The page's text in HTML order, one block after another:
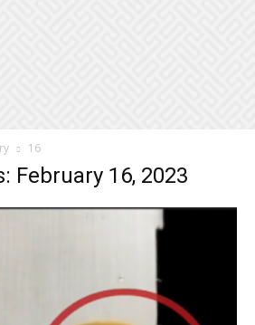
16
February 16, 2023